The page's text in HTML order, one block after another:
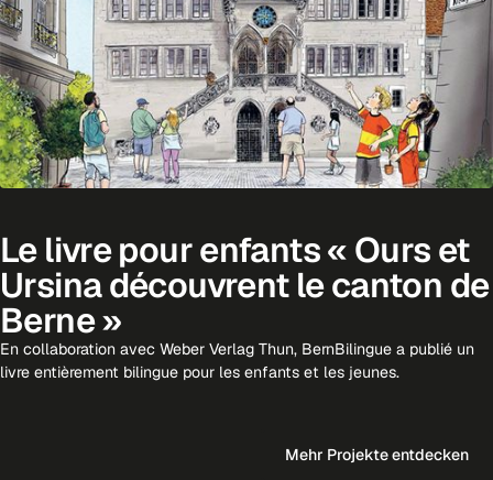
Le livre pour enfants « Ours et
Ursina découvrent le canton de
Berne »
En collaboration avec Weber Verlag Thun, BernBilingue a publié un
livre entièrement bilingue pour les enfants et les jeunes.
Mehr Projekte entdecken